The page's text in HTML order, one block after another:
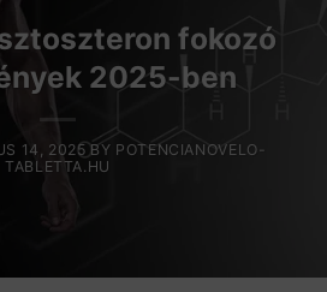
fokozó
2025-ben
14, 2025 BY POTENCIANOVELO-
TABLETTA.HU